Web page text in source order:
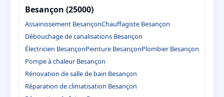
Besançon (25000)
Assainissement BesançonChauffagiste Besançon
Débouchage de canalisations Besançon
Électricien BesançonPeinture BesançonPlombier Besançon
Pompe à chaleur Besançon
Rénovation de salle de bain Besançon
Réparation de climatisation Besançon